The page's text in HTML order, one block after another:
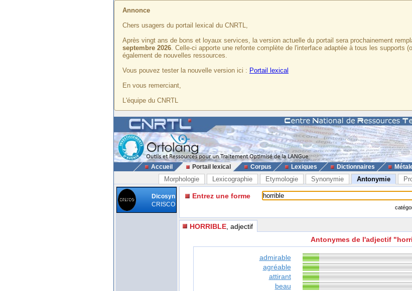
Annonce
Chers usagers du portail lexical du CNRTL,
Après vingt ans de bons et loyaux services, la version actuelle du portail sera prochainement
septembre 2026. Celle-ci apporte une refonte complète de l'interface adaptée à tous les supports
également de nouvelles ressources.
Vous pouvez tester la nouvelle version ici : Portail lexical
En vous remerciant,
L'équipe du CNRTL
Accueil Portail lexical Corpus Lexiques Dictionnaires
Morphologie Lexicographie Etymologie Synonymie Antonymie
Dicosyn
CRISCO
Entrez une forme
HORRIBLE , adjectif
Antonymes de l'adjectif
admirable
agréable
attirant
beau